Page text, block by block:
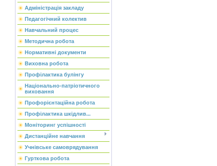
Адміністрація закладу
Педагогічний колектив
Навчальний процес
Методична робота
Нормативні документи
Виховна робота
Профілактика булінгу
Національно-патріотичного
виховання
Профорієнтаційна робота
Профілактика шкідлив...
Моніторинг успішності
Дистанційне навчання
Учнівське самоврядування
Гурткова робота